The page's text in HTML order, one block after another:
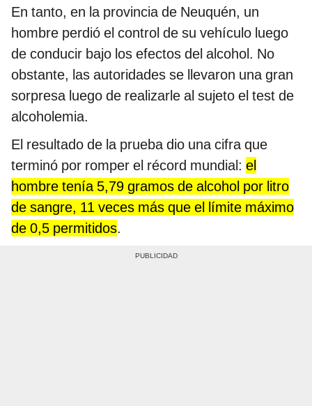
En tanto, en la provincia de Neuquén, un
hombre perdió el control de su vehículo luego
de conducir bajo los efectos del alcohol. No
obstante, las autoridades se llevaron una gran
sorpresa luego de realizarle al sujeto el test de
alcoholemia.
El resultado de la prueba dio una cifra que
terminó por romper el récord mundial: el
hombre tenía 5,79 gramos de alcohol por litro
de sangre, 11 veces más que el límite máximo
de 0,5 permitidos.